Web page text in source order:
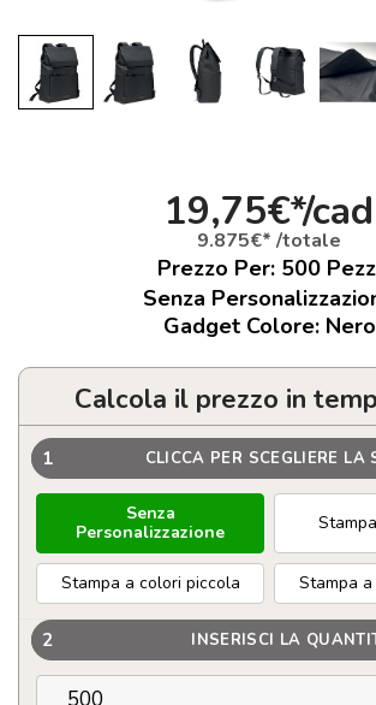
19,75€*/cad
9.875€* /totale
Prezzo Per: 500
Senza
Gadget Colore: Nero
Calcola il prezzo in
1 CLICCA PER SCEGLIERE LA
Senza
Personalizzazione
Stampa a colori piccola Stampa
2 INSERISCI LA